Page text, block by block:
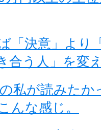
「決意」より
合う人」を変
私が読みた
んな感じ。